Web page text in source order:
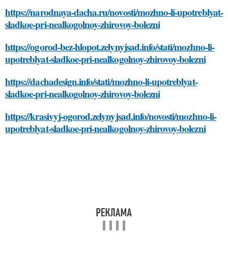
https://narodnaya-dacha.ru/novosti/mozhno-li-upotreblyat-
sladkoe-pri-nealkogolnoy-zhirovoy-bolezni
https://ogorod-bez-hlopot.zelynyjsad.info/stati/mozhno-li-
upotreblyat-sladkoe-pri-nealkogolnoy-zhirovoy-bolezni
https://dachadesign.info/stati/mozhno-li-upotreblyat-
sladkoe-pri-nealkogolnoy-zhirovoy-bolezni
https://krasivyj-ogorod.zelynyjsad.info/novosti/mozhno-li-
upotreblyat-sladkoe-pri-nealkogolnoy-zhirovoy-bolezni